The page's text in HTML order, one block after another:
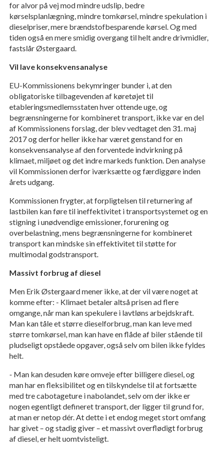
for alvor på vej mod mindre udslip, bedre
kørselsplanlægning, mindre tomkørsel, mindre spekulation i
dieselpriser, mere brændstofbesparende kørsel. Og med
tiden også en mere smidig overgang til helt andre drivmidler,
fastslår Østergaard.
Vil lave konsekvensanalyse
EU-Kommissionens bekymringer bunder i, at den
obligatoriske tilbagevenden af køretøjet til
etableringsmedlemsstaten hver ottende uge, og
begrænsningerne for kombineret transport, ikke var en del
af Kommissionens forslag, der blev vedtaget den 31. maj
2017 og derfor heller ikke har været genstand for en
konsekvensanalyse af den forventede indvirkning på
klimaet, miljøet og det indre markeds funktion. Den analyse
vil Kommissionen derfor iværksætte og færdiggøre inden
årets udgang.
Kommissionen frygter, at forpligtelsen til returnering af
lastbilen kan føre til ineffektivitet i transportsystemet og en
stigning i unødvendige emissioner, forurening og
overbelastning, mens begrænsningerne for kombineret
transport kan mindske sin effektivitet til støtte for
multimodal godstransport.
Massivt forbrug af diesel
Men Erik Østergaard mener ikke, at der vil være noget at
komme efter: - Klimaet betaler altså prisen ad flere
omgange, når man kan spekulere i lavtløns arbejdskraft.
Man kan tåle et større dieselforbrug, man kan leve med
større tomkørsel, man kan have en flåde af biler stående til
pludseligt opståede opgaver, også selv om bilen ikke fyldes
helt.
- Man kan desuden køre omveje efter billigere diesel, og
man har en fleksibilitet og en tilskyndelse til at fortsætte
med tre cabotageture i nabolandet, selv om der ikke er
nogen egentligt defineret transport, der ligger til grund for,
at man er netop dér. At dette i et endog meget stort omfang
har givet – og stadig giver – et massivt overflødigt forbrug
af diesel, er helt uomtvisteligt.